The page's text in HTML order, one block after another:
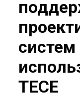
систем
TECE